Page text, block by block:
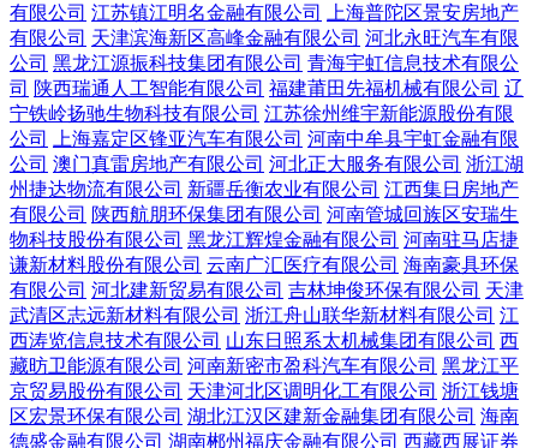
有限公司 江苏镇江明名金融有限公司
上海普陀区景安房地产
有限公司 天津滨海新区高峰金融有限公司 河北永旺汽车有限
公司 黑龙江源振科技集团有限公司 青海宇虹信息技术有限公
司 陕西瑞通人工智能有限公司 福建莆田先福机械有限公司 辽
宁铁岭扬驰生物科技有限公司 江苏徐州维宇新能源股份有限
公司
上海嘉定区锋亚汽车有限公司 河南中牟县宇虹金融有限
公司 澳门真雷房地产有限公司 河北正大服务有限公司 浙江湖
州捷达物流有限公司 新疆岳衡农业有限公司 江西集日房地产
有限公司 陕西航朋环保集团有限公司 河南管城回族区安瑞生
物科技股份有限公司 黑龙江辉煌金融有限公司 河南驻马店捷
谦新材料股份有限公司 云南广汇医疗有限公司 海南豪具环保
有限公司 河北建新贸易有限公司 吉林坤俊环保有限公司 天津
武清区志远新材料有限公司 浙江舟山联华新材料有限公司 江
西涛览信息技术有限公司 山东日照系太机械集团有限公司 西
藏昉卫能源有限公司 河南新密市盈科汽车有限公司 黑龙江平
京贸易股份有限公司 天津河北区调明化工有限公司 浙江钱塘
区宏景环保有限公司 湖北江汉区建新金融集团有限公司 海南
德盛金融有限公司 湖南郴州福庆金融有限公司 西藏西展证券